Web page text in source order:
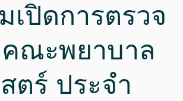
เปิดการตรวจ
ณะพยาบาล
ตร์ ประจำ